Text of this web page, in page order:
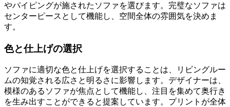
やパイピングが施されたソファを選びます。完璧なソファは
センターピースとして機能し、空間全体の雰囲気を決めま
す。
色と仕上げの選択
ソファに適切な色と仕上げを選択することは、リビングルー
ムの知覚される広さと明るさに影響します。デザイナーは、
模様のあるソファが焦点として機能し、注目を集めて奥行き
を生み出すことができると提案しています。プリントが全体